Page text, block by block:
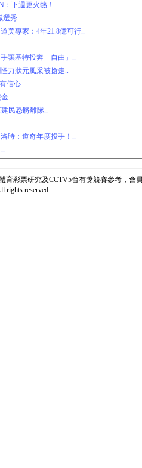
：下週更火熱！..
選秀..
美專家：4年21.8億可行..
讓基特投奔「自由」..
力狀元風采被搶走..
信心..
..
民恐將離隊..
時：道奇年度投手！..
育彩票研究及CCTV5台有獎競賽參考，
rights reserved